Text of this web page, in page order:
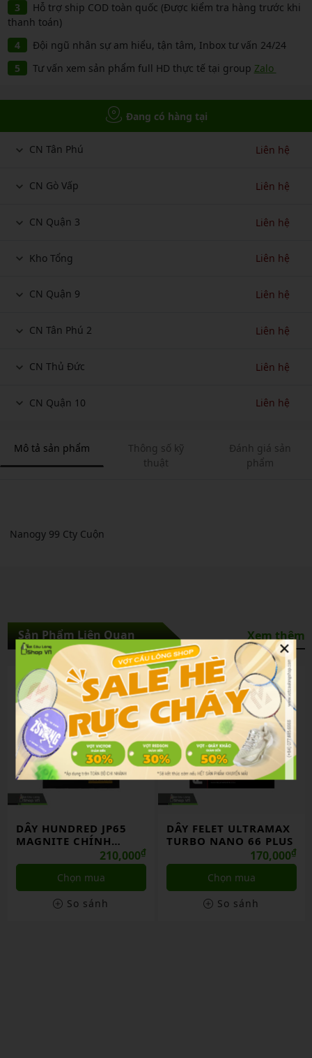
Hỗ trợ ship COD toàn quốc (Được kiểm tra hàng trước khi
thanh toán)
Đội ngũ nhân sự am hiểu, tận tâm, Inbox tư vấn 24/24
Tư vấn xem sản phẩm full HD thực tế tại group Zalo
Đang có hàng tại
CN Tân Phú Liên hệ
CN Gò Vấp Liên hệ
CN Quận 3 Liên hệ
Kho Tổng Liên hệ
CN Quận 9 Liên hệ
CN Tân Phú 2 Liên hệ
CN Thủ Đức Liên hệ
CN Quận 10 Liên hệ
Mô tả sản phẩm
Thông số kỹ
thuật
Đánh giá sản
phẩm
Nanogy 99 Cty Cuộn
Sản Phẩm Liên Quan Xem thêm
DÂY HUNDRED JP65
MAGNITE CHÍNH
210,000₫
Chọn mua
So sánh
DÂY FELET ULTRAMAX
TURBO NANO 66 PLUS
170,000₫
Chọn mua
So sánh
×